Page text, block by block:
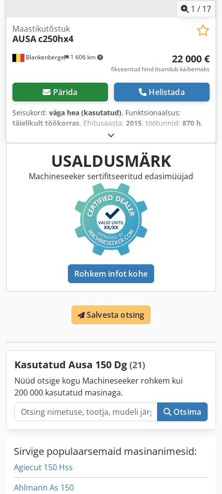
1 / 17
Blankenberge 1 606 km
Maastikutõstuk
AUSAc250hx4
22 000 €
fikseeritud hind lisandub käibemaks
Pärida Helistada
Seisukord: väga hea (kasutatud), Funktsionaalsus:
täielikult töökorras, Ehitusaasta: 2015, töötunnid: 870 h,
alusekahvlid, kabiin, külgnihkumine
USALDUSMÄRK
Machineseeker sertifitseeritud edasimüüjad
Rohkem infot kohe
Salvesta otsing
Kasutatud Ausa 150 Dg (21)
Nüüd otsige kogu Machineseeker rohkem kui
200 000 kasutatud masinaga.
Otsima
Sirvige populaarsemaid masinanimesid:
Agiecut 150 Hss
Ahlmann As 150